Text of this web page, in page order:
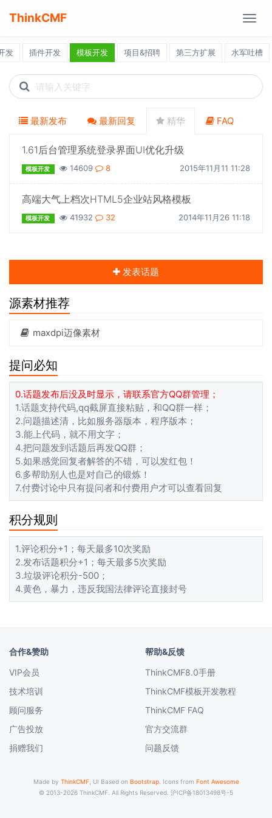
ThinkCMF
发 插件开发 模板开发 项目&招聘 第三方扩展 水军吐槽
Search
icons
最新发布 最新回复 精华 FAQ
1.61后台管理系统登录界面UI优化升级
模板开发 14609 8 2015年11月11 11:28
高端大气上档次HTML5企业站风格模板
模板开发 41932 32 2014年11月26 11:18
发表话题
源素材推荐
maxdpi迈像素材
提问必知
0.话题发布后没及时显示，请联系官方QQ群管理；
1.话题支持代码,qq截屏直接粘贴，和QQ群一样；
2.问题描述清，比如服务器版本，程序版本；
3.能上代码，就不用文字；
4.把问题发到话题后再发QQ群；
5.如果感觉回复者解答的不错，可以发红包！
6.多帮助别人也是对自己的锻炼！
7.付费讨论中只有提问者和付费用户才可以查看回复
积分规则
1.评论积分+1；每天最多10次奖励
2.发布话题积分+1；每天最多5次奖励
3.垃圾评论积分-500；
4.黄色，暴力，违反我国法律评论直接封号
合作&赞助
VIP会员
技术培训
顾问服务
广告投放
捐赠我们
帮助&反馈
ThinkCMF8.0手册
ThinkCMF模板开发教程
ThinkCMF FAQ
官方交流群
问题反馈
Made by ThinkCMF, UI Based on Bootstrap. Icons from Font Awesome
© 2013-2026 ThinkCMF. All Rights Reserved. 沪ICP备18013498号-5